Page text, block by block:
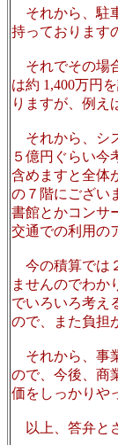
それから、駐
持っております
それでその場
は約 1,400万円
りますが、例え
それから、シ
５億円ぐらい今
含めますと全体
の７階にござい
書館とかコンサ
交通での利用の
今の積算では
ませんのでわか
でいろいろ考え
ので、また負担
それから、事
ので、今後、商
価をしっかりや
以上、答弁と